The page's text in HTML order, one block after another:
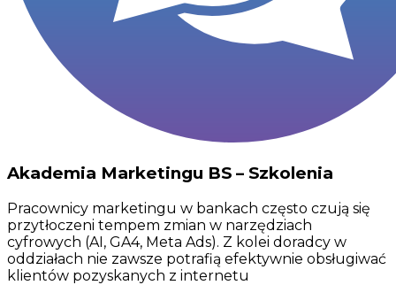
Akademia Marketingu BS – Szkolenia
Pracownicy marketingu w bankach często czują się
przytłoczeni tempem zmian w narzędziach
cyfrowych (AI, GA4, Meta Ads). Z kolei doradcy w
oddziałach nie zawsze potrafią efektywnie obsługiwać
klientów pozyskanych z internetu